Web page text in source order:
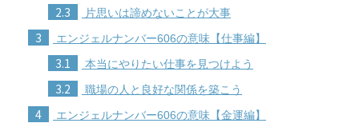
2.3 片思いは諦めないことが大事
3 エンジェルナンバー606の意味【仕事編】
3.1 本当にやりたい仕事を見つけよう
3.2 職場の人と良好な関係を築こう
4 エンジェルナンバー606の意味【金運編】